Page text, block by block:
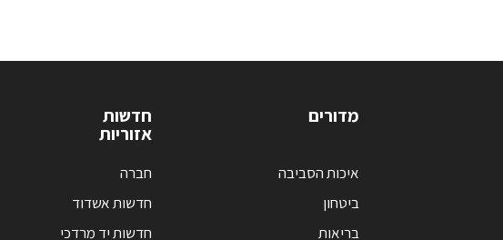
מדורים
איכות הסביבה
ביטחון
בריאות
חדשות
אזוריות
חברה
חדשות אשדוד
חדשות יד מרדכי